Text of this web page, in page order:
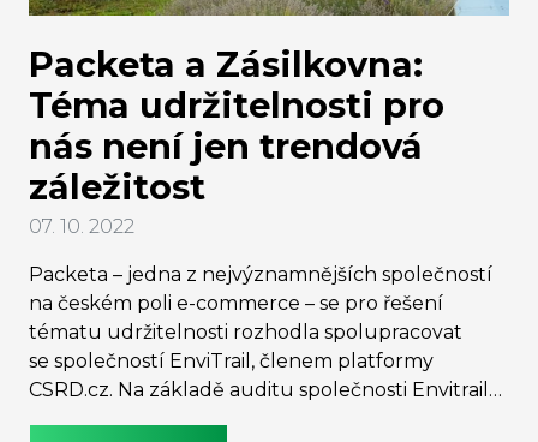
Packeta a Zásilkovna:
Téma udržitelnosti pro
nás není jen trendová
záležitost
07. 10. 2022
Packeta – jedna z nejvýznamnějších společností
na českém poli e-commerce – se pro řešení
tématu udržitelnosti rozhodla spolupracovat
se společností EnviTrail, členem platformy
CSRD.cz. Na základě auditu společnosti Envitrail